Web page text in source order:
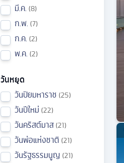
มี.ค. 8
ก.พ. 7
ก.ค. 2
พ.ค. 2
วันหยุด
วันปิยมหาราช 25
วันปีใหม่ 22
วันคริสต์มาส 21
วันพ่อแห่งชาติ 21
วันรัฐธรรมนูญ 21